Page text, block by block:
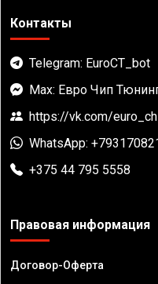
Контакты
Telegram: EuroCT_bot
Max: Евро Чип
https://vk.com/
WhatsApp:
+375 44 795 5558
Правовая информация
Договор-Оферта